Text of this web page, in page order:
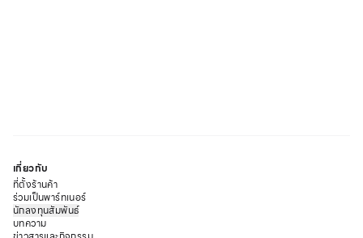
เกี่ยวกับ
ที่ตั้งร้านค้า
ร่วมเป็นพาร์ทเนอร์
นักลงทุนสัมพันธ์
บทความ